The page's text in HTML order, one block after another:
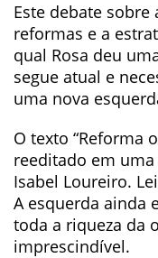
Este debate
reformas e a
qual Rosa deu
segue atual e
uma nova
O texto “Reforma
reeditado em
Isabel Loureiro.
A esquerda ainda
toda a riqueza da
imprescindível.